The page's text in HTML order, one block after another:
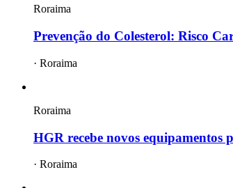
Roraima
Prevenção do Colesterol: Risco
· Roraima
Roraima
HGR recebe novos
· Roraima